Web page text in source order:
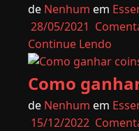
de Nenhum em
28/05/2021
Continue Lendo
Como
de Nenhum em
15/12/2022